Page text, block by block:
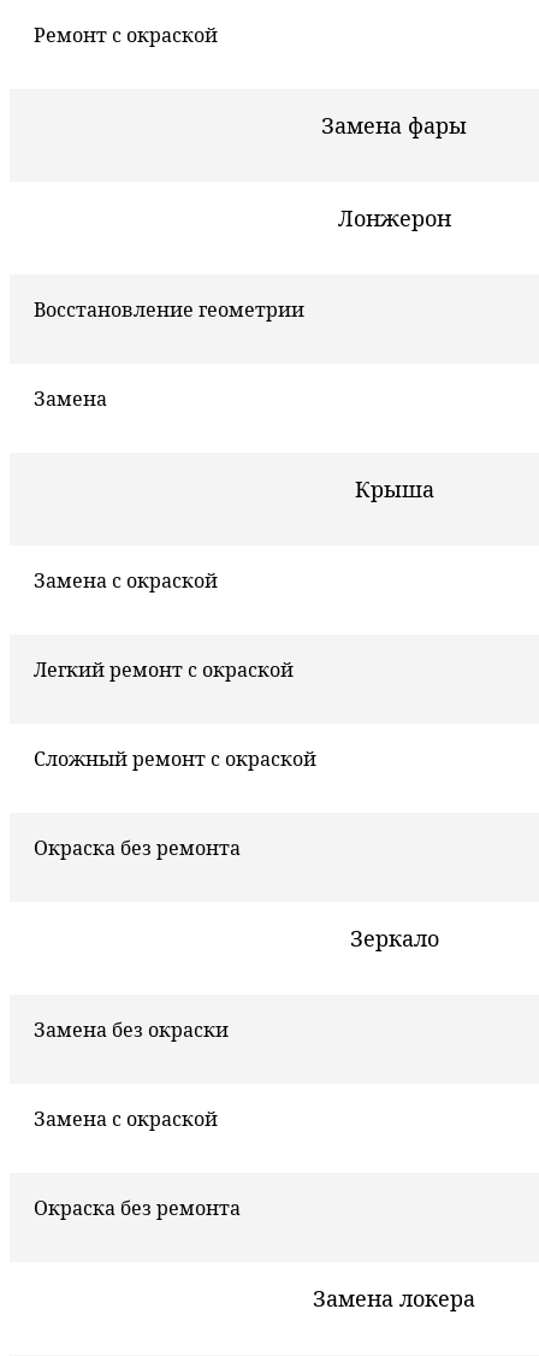
Ремонт с окраской
Замена фары
Лонжерон
Восстановление геометрии
Замена
Крыша
Замена с окраской
Легкий ремонт с окраской
Сложный ремонт с окраской
Окраска без ремонта
Зеркало
Замена без окраски
Замена с окраской
Окраска без ремонта
Замена локера